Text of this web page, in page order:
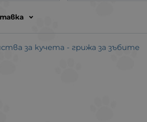
за кучета - грижа за зъбите